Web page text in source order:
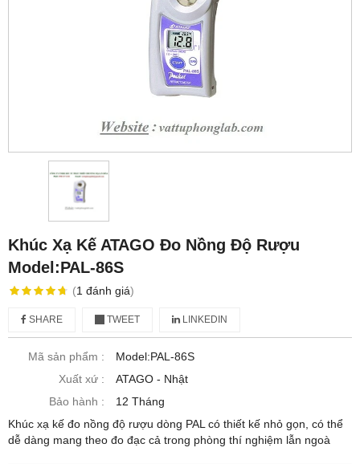
Khúc Xạ Kế ATAGO Đo Nồng Độ Rượu
Model:PAL-86S
(1 đánh giá)
SHARE TWEET LINKEDIN
Mã sản phẩm :
Model:PAL-86S
Xuất xứ :
ATAGO - Nhật
Bảo hành :
12 Tháng
Khúc xạ kế đo nồng độ rượu dòng PAL có thiết kế nhỏ gọn, có thể
dễ dàng mang theo đo đạc cả trong phòng thí nghiệm lẫn ngoà